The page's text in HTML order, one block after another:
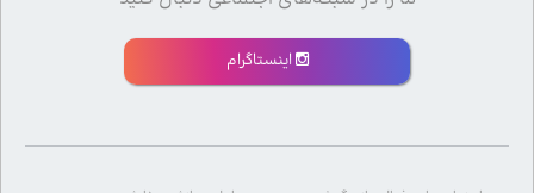
اینستاگرام